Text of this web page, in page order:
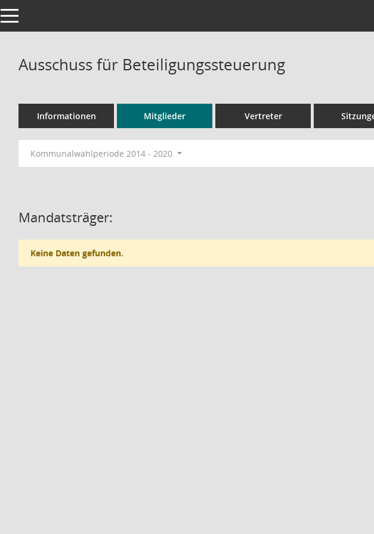
Toggle navigation
Ausschuss für Beteiligungssteuerung
Informationen Mitglieder Vertreter
Kommunalwahlperiode 2014 - 2020
Mandatsträger:
Keine Daten gefunden.